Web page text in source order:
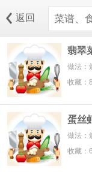
返回
翡翠
做法：
收藏：
蛋丝
做法：
收藏：